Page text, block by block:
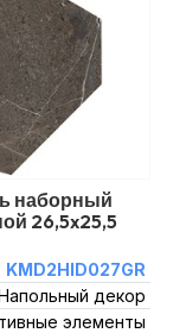
наборный
26,5x25,5
KMD2HID027GR
декор
элементы